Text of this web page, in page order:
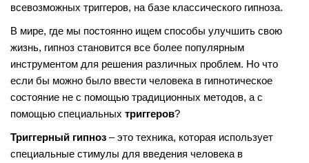
всевозможных триггеров, на базе классического гипноза.
В мире, где мы постоянно ищем способы улучшить свою
жизнь, гипноз становится все более популярным
инструментом для решения различных проблем. Но что
если бы можно было ввести человека в гипнотическое
состояние не с помощью традиционных методов, а с
помощью специальных триггеров?
Триггерный гипноз – это техника, которая использует
специальные стимулы для введения человека в